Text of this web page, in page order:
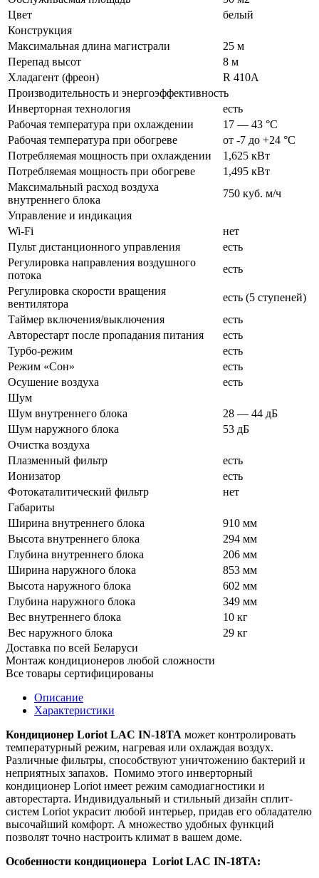
Цвет
белый
Конструкция
Максимальная длина магистрали
25 м
Перепад высот
8 м
Хладагент (фреон)
R 410A
Производительность и энергоэффективность
Инверторная технология
есть
Рабочая температура при охлаждении
17 — 43 °C
Рабочая температура при обогреве
от -7 до +24 °C
Потребляемая мощность при охлаждении
1,625 кВт
Потребляемая мощность при обогреве
1,495 кВт
Максимальный расход воздуха
внутреннего блока
750 куб. м/ч
Управление и индикация
Wi-Fi
нет
Пульт дистанционного управления
есть
Регулировка направления воздушного
потока
есть
Регулировка скорости вращения
вентилятора
есть (5 ступеней)
Таймер включения/выключения
есть
Авторестарт после пропадания питания
есть
Турбо-режим
есть
Режим «Сон»
есть
Осушение воздуха
есть
Шум
Шум внутреннего блока
28 — 44 дБ
Шум наружного блока
53 дБ
Очистка воздуха
Плазменный фильтр
есть
Ионизатор
есть
Фотокаталитический фильтр
нет
Габариты
Ширина внутреннего блока
910 мм
Высота внутреннего блока
294 мм
Глубина внутреннего блока
206 мм
Ширина наружного блока
853 мм
Высота наружного блока
602 мм
Глубина наружного блока
349 мм
Вес внутреннего блока
10 кг
Вес наружного блока
29 кг
Доставка по всей Беларуси
Монтаж кондиционеров любой сложности
Все товары сертифицированы
Описание
Характеристики
Кондиционер Loriot LAC IN-18TA может контролировать
температурный режим, нагревая или охлаждая воздух.
Различные фильтры, способствуют уничтожению бактерий и
неприятных запахов. Помимо этого инверторный
кондиционер Loriot имеет режим самодиагностики и
авторестарта. Индивидуальный и стильный дизайн сплит-
систем Loriot украсит любой интерьер, придав его обладателю
высочайший комфорт. А множество удобных функций
позволят точно настроить климат в вашем доме.
Особенности кондиционера Loriot LAC IN-18TA: